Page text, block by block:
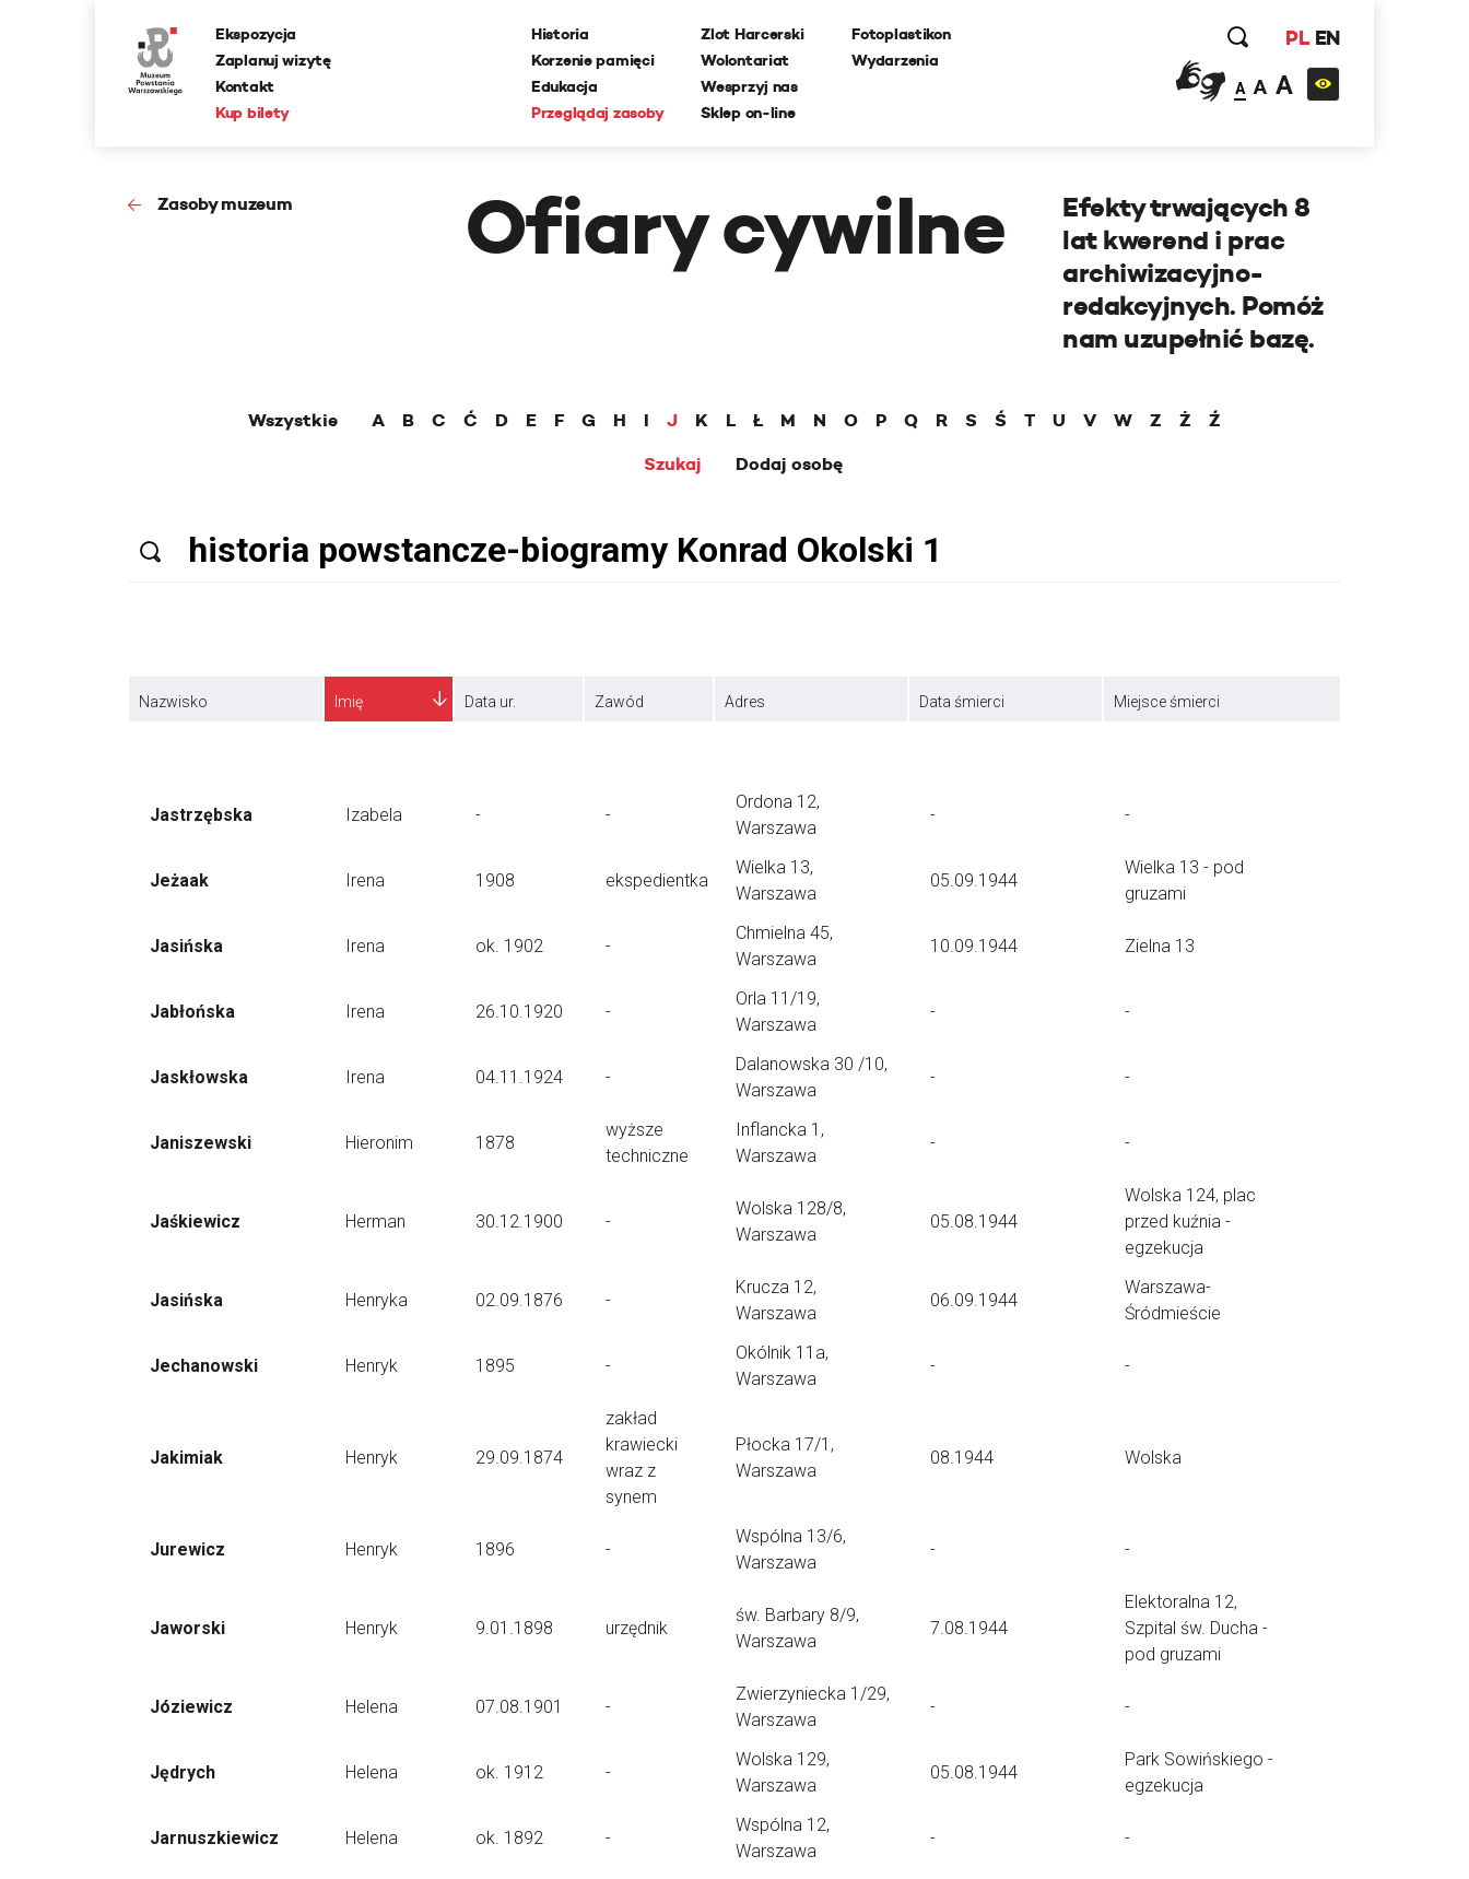
Ekspozycja
Zaplanuj wizytę
Kontakt
Kup bilety
Historia
Korzenie pamięci
Edukacja
Przeglądaj zasoby
Zlot Harcerski
Wolontariat
Wesprzyj nas
Sklep on-line
Fotoplastikon
Wydarzenia
PL EN
A A A
Zasoby muzeum Ofiary cywilne
Efekty trwających 8
lat kwerend i prac
archiwizacyjno-
redakcyjnych. Pomóż
nam uzupełnić bazę.
Wszystkie A B C Ć D E F G H I J K L Ł M N O P Q R S Ś T U V W Z Ż
Ź
Szukaj
Dodaj osobę
Nazwisko Imię Data ur. Zawód Adres Data śmierci Miejsce śmierci
Jastrzębska Izabela - -
Ordona 12,
Warszawa
- -
Jeżaak Irena 1908 ekspedientka
Wielka 13,
Warszawa
05.09.1944
Wielka 13 - pod
gruzami
Jasińska Irena ok. 1902 -
Chmielna 45,
Warszawa
10.09.1944 Zielna 13
Jabłońska Irena 26.10.1920 -
Orla 11/19,
Warszawa
- -
Jaskłowska Irena 04.11.1924 -
Dalanowska 30 /10,
Warszawa
- -
Janiszewski Hieronim 1878
wyższe
techniczne
Inflancka 1,
Warszawa
- -
Jaśkiewicz Herman 30.12.1900 -
Wolska 128/8,
Warszawa
05.08.1944
Wolska 124, plac
przed kuźnia -
egzekucja
Jasińska Henryka 02.09.1876 -
Krucza 12,
Warszawa
06.09.1944
Warszawa-
Śródmieście
Jechanowski Henryk 1895 -
Okólnik 11a,
Warszawa
- -
Jakimiak Henryk 29.09.1874
zakład
krawiecki
wraz z
synem
Płocka 17/1,
Warszawa
08.1944 Wolska
Jurewicz Henryk 1896 -
Wspólna 13/6,
Warszawa
- -
Jaworski Henryk 9.01.1898 urzędnik
św. Barbary 8/9,
Warszawa
7.08.1944
Elektoralna 12,
Szpital św. Ducha -
pod gruzami
Józiewicz Helena 07.08.1901 -
Zwierzyniecka 1/29,
Warszawa
- -
Jędrych Helena ok. 1912 -
Wolska 129,
Warszawa
05.08.1944
Park Sowińskiego -
egzekucja
Jarnuszkiewicz Helena ok. 1892 -
Wspólna 12,
Warszawa
- -